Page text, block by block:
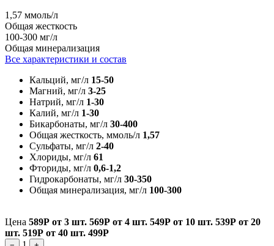
1,57 ммоль/л
Общая жесткость
100-300 мг/л
Общая минерализация
Все характеристики и состав
Кальций, мг/л 15-50
Магний, мг/л 3-25
Натрий, мг/л 1-30
Калий, мг/л 1-30
Бикарбонаты, мг/л 30-400
Общая жесткость, ммоль/л 1,57
Сульфаты, мг/л 2-40
Хлориды, мг/л 61
Фториды, мг/л 0,6-1,2
Гидрокарбонаты, мг/л 30-350
Общая минерализация, мг/л 100-300
Цена 589Р от 3 шт. 569Р от 4 шт. 549Р от 10 шт. 539Р от 20
шт. 519Р от 40 шт. 499Р